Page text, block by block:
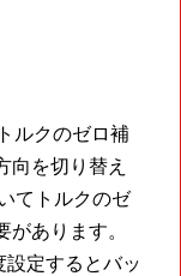
ルクのゼロ補
向を切り替え
てトルクのゼ
あります。
設定するとバッ